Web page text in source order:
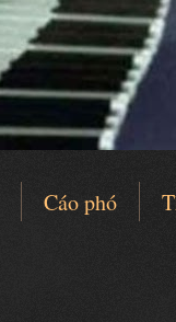
Cáo phó